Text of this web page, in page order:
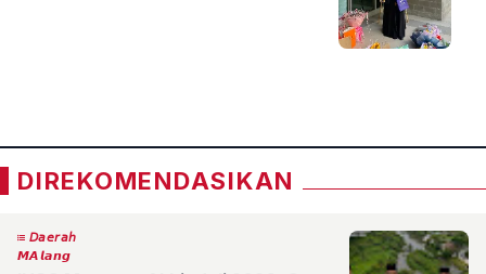
DIREKOMENDASIKAN
𝘋𝘢𝘦𝘳𝘢𝘩
𝙈𝘼𝙡𝙖𝙣𝙜